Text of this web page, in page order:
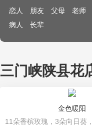
恋人
朋友 父母
老师
病人
长辈
三门峡陕县花
金色暖阳